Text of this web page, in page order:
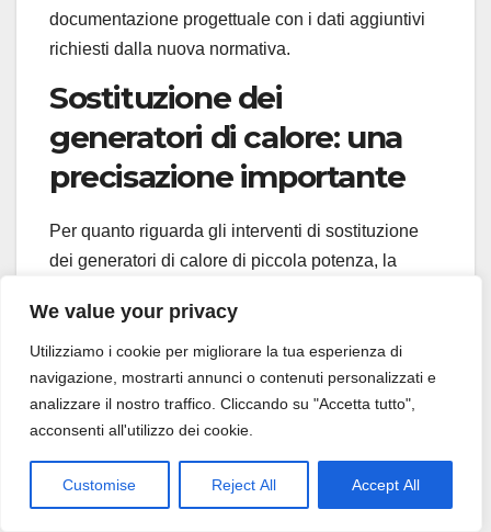
We value your privacy
Utilizziamo i cookie per migliorare la tua esperienza di
navigazione, mostrarti annunci o contenuti personalizzati e
analizzare il nostro traffico. Cliccando su "Accetta tutto",
acconsenti all'utilizzo dei cookie.
Customise Reject All Accept All
documentazione progettuale con i dati aggiuntivi
richiesti dalla nuova normativa.
Sostituzione dei
generatori di calore: una
precisazione importante
Per quanto riguarda gli interventi di sostituzione
dei generatori di calore di piccola potenza, la
decreto viene ribadito che, nel caso di generatori
con potenza nominale inferiore alla soglia prevista
dall’art. 5 comma 2 lett.g. del D.M. 37/2008
(sostituzione di generatori di calore inferiori a 50
kW o dotati di canne fumarie collettive ramificate, o
impianti relativi a gas medicali per uso
ospedaliero e simili, compreso lo stoccaggio),